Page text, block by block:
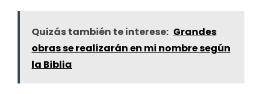
Quizás también te interese: Grandes
obras se realizarán en mi nombre según
la Biblia